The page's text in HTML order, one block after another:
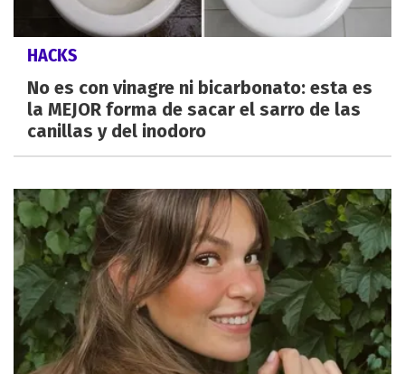
HACKS
No es con vinagre ni bicarbonato: esta es
la MEJOR forma de sacar el sarro de las
canillas y del inodoro